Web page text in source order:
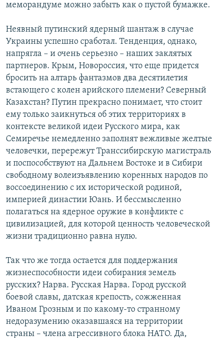
меморандуме можно забыть как о пустой бумажке.
Неявный путинский ядерный шантаж в случае
Украины успешно сработал. Тенденция, однако,
напрягла – и очень серьезно – наших заклятых
партнеров. Крым, Новороссия, что еще придется
бросить на алтарь фантазмов два десятилетия
встающего с колен арийского племени? Северный
Казахстан? Путин прекрасно понимает, что стоит
ему только заикнуться об этих территориях в
контексте великой идеи Русского мира, как
Семиречье немедленно заполнят вежливые желтые
человечки, перережут Транссибирскую магистраль
и поспособствуют на Дальнем Востоке и в Сибири
свободному волеизъявлению коренных народов по
воссоединению с их исторической родиной,
империей династии Юань. И бессмысленно
полагаться на ядерное оружие в конфликте с
цивилизацией, для которой ценность человеческой
жизни традиционно равна нулю.
Так что же тогда остается для поддержания
жизнеспособности идеи собирания земель
русских? Нарва. Русская Нарва. Город русской
боевой славы, датская крепость, сожженная
Иваном Грозным и по какому-то странному
недоразумению оказавшаяся на территории
страны – члена агрессивного блока НАТО. Да,